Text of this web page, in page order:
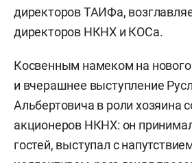
директоров ТАИФа,
директоров НКНХ и КОСа.
Косвенным намеком на
и вчерашнее выступление
Альбертовича в роли хозяина
акционеров НКНХ: он
гостей, выступал с